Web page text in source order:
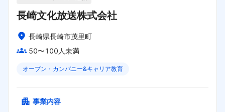
長崎文化放送株式会社
長崎県長崎市茂里町
50〜100人未満
オープン・カンパニー&キャリア教育
事業内容